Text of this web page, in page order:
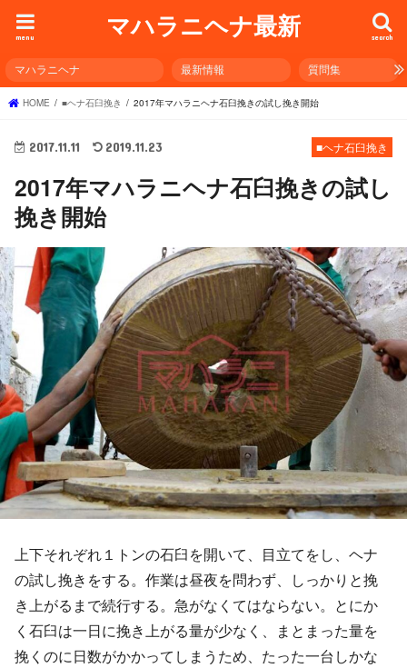
マハラニヘナ最新 search
menu
マハラニヘナ 最新情報 質問集
HOME ■ヘナ石臼挽き 2017年マハラニヘナ石臼挽きの試し挽き開始
■ヘナ石臼挽き
2017.11.11 2019.11.23
2017年マハラニヘナ石臼挽きの試し
挽き開始
上下それぞれ１トンの石臼を開いて、目立てをし、ヘナ
の試し挽きをする。作業は昼夜を問わず、しっかりと挽
き上がるまで続行する。急がなくてはならない。とにか
く石臼は一日に挽き上がる量が少なく、まとまった量を
挽くのに日数がかかってしまうため、たった一台しかな